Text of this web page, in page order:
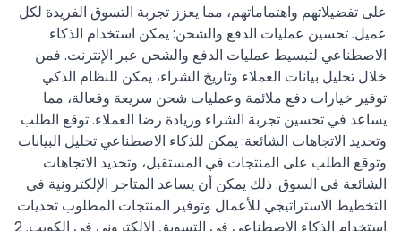
على تفضيلاتهم واهتماماتهم، مما يعزز تجربة التسوق الفريدة لكل
عميل. تحسين عمليات الدفع والشحن: يمكن استخدام الذكاء
الاصطناعي لتبسيط عمليات الدفع والشحن عبر الإنترنت. فمن
خلال تحليل بيانات العملاء وتاريخ الشراء، يمكن للنظام الذكي
توفير خيارات دفع ملائمة وعمليات شحن سريعة وفعالة، مما
يساعد في تحسين تجربة الشراء وزيادة رضا العملاء. توقع الطلب
وتحديد الاتجاهات الشائعة: يمكن للذكاء الاصطناعي تحليل البيانات
وتوقع الطلب على المنتجات في المستقبل، وتحديد الاتجاهات
الشائعة في السوق. ذلك يمكن أن يساعد المتاجر الإلكترونية في
التخطيط الاستراتيجي للأعمال وتوفير المنتجات المطلوب تحديات